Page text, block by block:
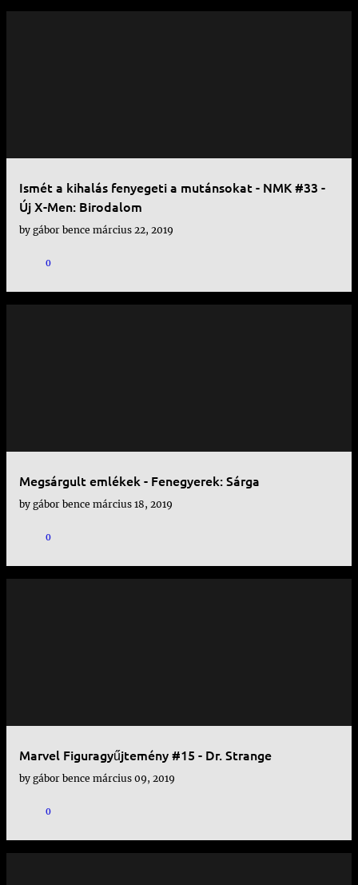
Ismét a kihalás fenyegeti a mutánsokat - NMK #33 -
Új X-Men: Birodalom
by gábor bence március 22, 2019
0
Megsárgult emlékek - Fenegyerek: Sárga
by gábor bence március 18, 2019
0
Marvel Figuragyűjtemény #15 - Dr. Strange
by gábor bence március 09, 2019
0